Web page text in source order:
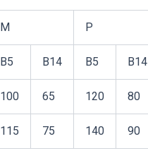
M P
B5 B14 B5 B14
100 65 120 80
115 75 140 90